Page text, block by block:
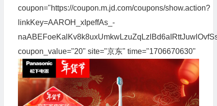
coupon="https://coupon.m.jd.com/coupons/show.action?
linkKey=AAROH_xIpeffAs_-
coupon_value="20" site="京东" time="1706670630"